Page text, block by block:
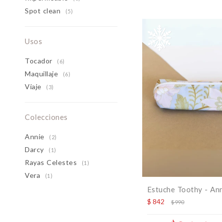
Estuche Toothy -
$ 842 $990
Spot clean (5)
Usos
Tocador (6)
Maquillaje (6)
Viaje (3)
Colecciones
Annie (2)
Darcy (1)
Rayas Celestes (1)
Vera (1)